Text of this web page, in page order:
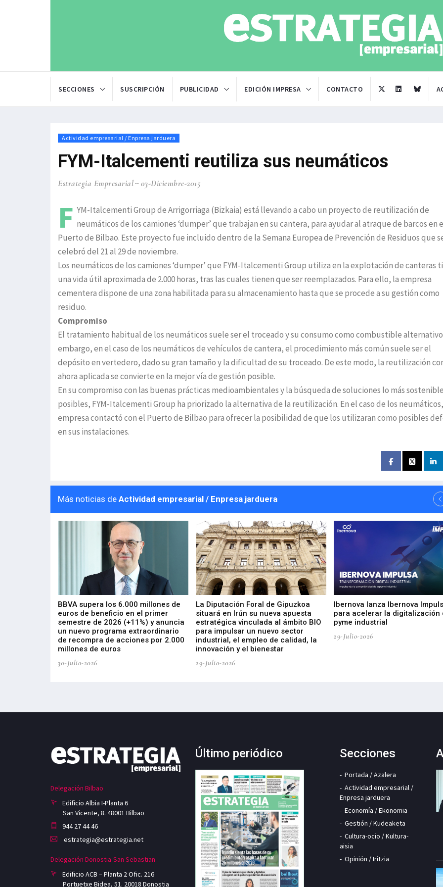
SECCIONES SUSCRIPCIÓN PUBLICIDAD EDICIÓN IMPRESA CONTACTO
Actividad empresarial / Enpresa jarduera
FYM-Italcementi reutiliza sus neumáticos
Estrategia Empresarial 03-Diciembre-2015
F YM-Italcementi Group de Arrigorriaga (Bizkaia) está llevando a cabo un proyecto de reutilización de
neumáticos de los camiones ‘dumper’ que trabajan en su cantera, para ayudar al atraque de barcos en
Puerto de Bilbao. Este proyecto fue incluido dentro de la Semana Europea de Prevención de Residuos que
celebró del 21 al 29 de noviembre.
Los neumáticos de los camiones ‘dumper’ que FYM-Italcementi Group utiliza en la explotación de canteras
una vida útil aproximada de 2.000 horas, tras las cuales tienen que ser reemplazados. Para ello, la empresa
cementera dispone de una zona habilitada para su almacenamiento hasta que se procede a su gestión como
residuo.
Compromiso
El tratamiento habitual de los neumáticos suele ser el troceado y su consumo como combustible
embargo, en el caso de los neumáticos de vehículos de cantera, el procedimiento más común suele ser el
depósito en vertedero, dado su gran tamaño y la dificultad de su troceado. De este modo, la reutilización
ahora aplicada se convierte en la mejor vía de gestión posible.
En su compromiso con las buenas prácticas medioambientales y la búsqueda de soluciones lo más
posibles, FYM-Italcementi Group ha priorizado la alternativa de la reutilización. En el caso de los
empresa contactó con el Puerto de Bilbao para ofrecer la posibilidad de que los utilizaran como posibles
en sus instalaciones.
Más noticias de Actividad empresarial / Enpresa jarduera
BBVA supera los 6.000 millones de
euros de beneficio en el primer
semestre de 2026 (+11%) y anuncia
un nuevo programa extraordinario
de recompra de acciones por 2.000
millones de euros
30-Julio-2026
La Diputación Foral de Gipuzkoa
situará en Irún su nueva apuesta
estratégica vinculada al ámbito BIO
para impulsar un nuevo sector
industrial, el empleo de calidad, la
innovación y el bienestar
29-Julio-2026
Ibernova lanza Ibernova
para acelerar la digitalización
pyme industrial
29-Julio-2026
Delegación Bilbao
Edificio Albia I-Planta 6
San Vicente, 8. 48001 Bilbao
944 27 44 46
estrategia@estrategia.net
Delegación Donostia-San Sebastian
Edificio ACB – Planta 2 Ofic. 216
Portuetxe Bidea, 51. 20018 Donostia
Último periódico Secciones
Portada / Azalera
Actividad empresarial /
Enpresa jarduera
Economía / Ekonomia
Gestión / Kudeaketa
Cultura-ocio / Kultura-
aisia
Opinión / Iritzia